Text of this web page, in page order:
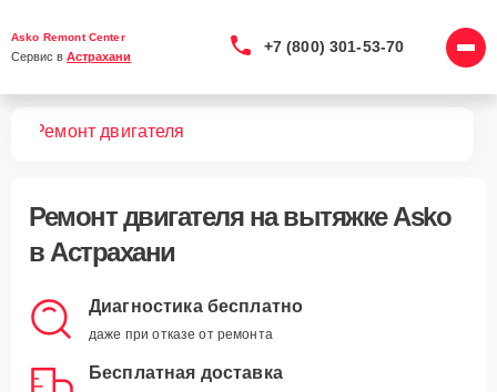
Asko Remont Center
Сервис в Астрахани
+7 (800) 301-53-70
Ремонт двигателя
Ремонт двигателяна вытяжке Asko
в Астрахани
Диагностика бесплатно
даже при отказе от ремонта
Бесплатная доставка